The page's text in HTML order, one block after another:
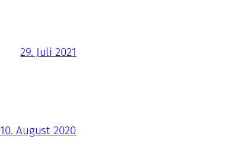
29. Juli 2021
10. August 2020